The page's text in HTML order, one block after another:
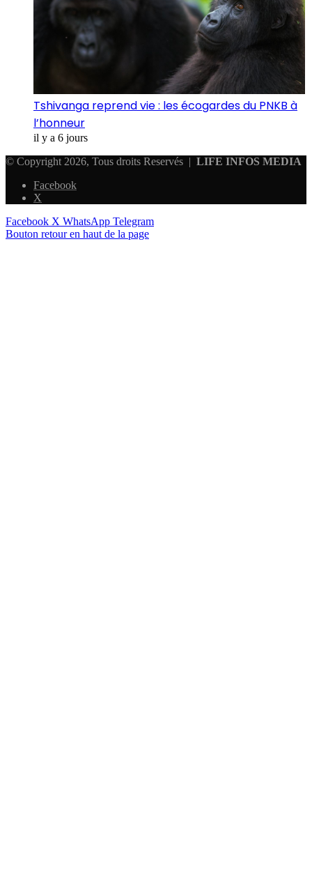
Tshivanga reprend vie : les écogardes du PNKB à
l’honneur
il y a 6 jours
© Copyright 2026, Tous droits Reservés | LIFE INFOS MEDIA
Facebook
X
Facebook X WhatsApp Telegram
Bouton retour en haut de la page